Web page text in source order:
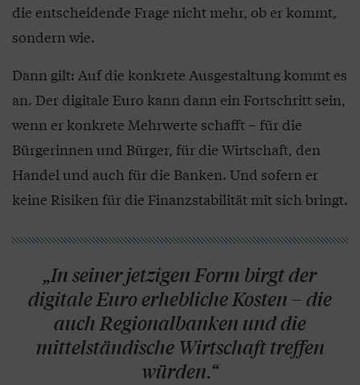
die entscheidende Frage nicht mehr, ob er kommt,
sondern wie.
Dann gilt: Auf die konkrete Ausgestaltung kommt es
an. Der digitale Euro kann dann ein Fortschritt sein,
wenn er konkrete Mehrwerte schafft – für die
Bürgerinnen und Bürger, für die Wirtschaft, den
Handel und auch für die Banken. Und sofern er
keine Risiken für die Finanzstabilität mit sich bringt.
„In seiner jetzigen Form birgt der
digitale Euro erhebliche Kosten – die
auch Regionalbanken und die
mittelständische Wirtschaft treffen
würden.“